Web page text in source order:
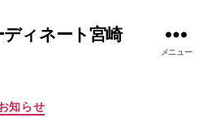
ディネート宮崎
メニュー
カ
知らせ